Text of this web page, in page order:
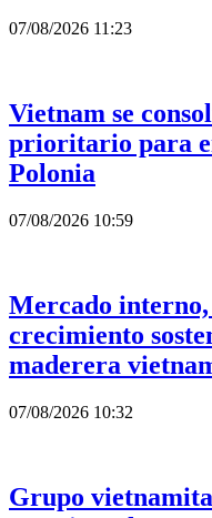
07/08/2026 11:23
Vietnam se
prioritario para
Polonia
07/08/2026 10:59
Mercado interno,
crecimiento
maderera
07/08/2026 10:32
Grupo